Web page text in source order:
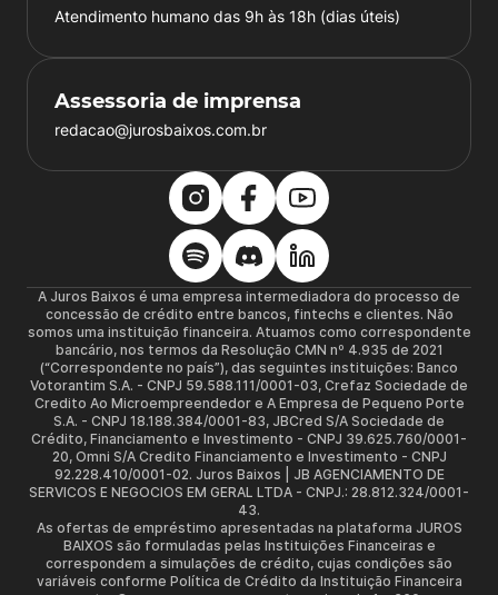
Atendimento humano das 9h às 18h (dias úteis)
Assessoria de imprensa
redacao@jurosbaixos.com.br
A Juros Baixos é uma empresa intermediadora do processo de
concessão de crédito entre bancos, fintechs e clientes. Não
somos uma instituição financeira. Atuamos como correspondente
bancário, nos termos da Resolução CMN nº 4.935 de 2021
(“Correspondente no país”), das seguintes instituições: Banco
Votorantim S.A. - CNPJ 59.588.111/0001-03, Crefaz Sociedade de
Credito Ao Microempreendedor e A Empresa de Pequeno Porte
S.A. - CNPJ 18.188.384/0001-83, JBCred S/A Sociedade de
Crédito, Financiamento e Investimento - CNPJ 39.625.760/0001-
20, Omni S/A Credito Financiamento e Investimento - CNPJ
92.228.410/0001-02. Juros Baixos | JB AGENCIAMENTO DE
SERVICOS E NEGOCIOS EM GERAL LTDA - CNPJ.: 28.812.324/0001-
43.
As ofertas de empréstimo apresentadas na plataforma JUROS
BAIXOS são formuladas pelas Instituições Financeiras e
correspondem a simulações de crédito, cujas condições são
variáveis conforme Política de Crédito da Instituição Financeira